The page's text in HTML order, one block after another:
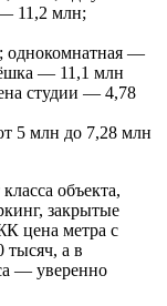
11,2 млн;
—
— 11,1 млн
студии — 4,78
5 млн до 7,28 млн
объекта,
закрытые
цена метра с
тысяч, а в
— уверенно